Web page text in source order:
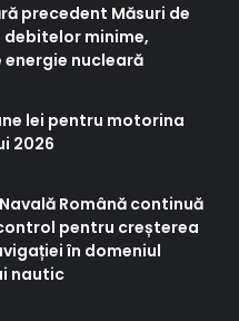
precedent Măsuri de
minime,
nucleară
lei pentru motorina
2026
Română continuă
pentru creșterea
în domeniul
nautic